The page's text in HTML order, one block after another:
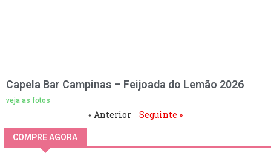
Capela Bar Campinas – Feijoada do Lemão 2026
veja as fotos
« Anterior Seguinte »
COMPRE AGORA